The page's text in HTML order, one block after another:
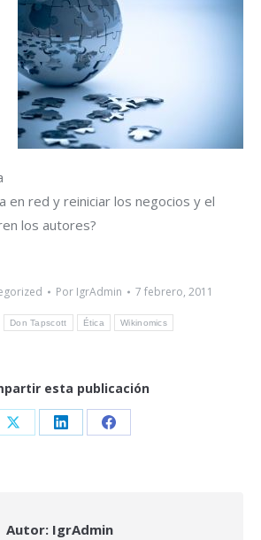
en red y reiniciar los negocios y el
los autores?
Por IgrAdmin
7 febrero, 2011
Don Tapscott Ética Wikinomics
esta publicación
Share Share Share
Autor: IgrAdmin